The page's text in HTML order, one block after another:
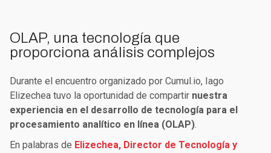
OLAP, una tecnología que
proporciona análisis complejos
Durante el encuentro organizado por Cumul.io, Iago
Elizechea tuvo la oportunidad de compartir nuestra
experiencia en el desarrollo de tecnología para el
procesamiento analítico en línea (OLAP).
En palabras de Elizechea, Director de Tecnología y